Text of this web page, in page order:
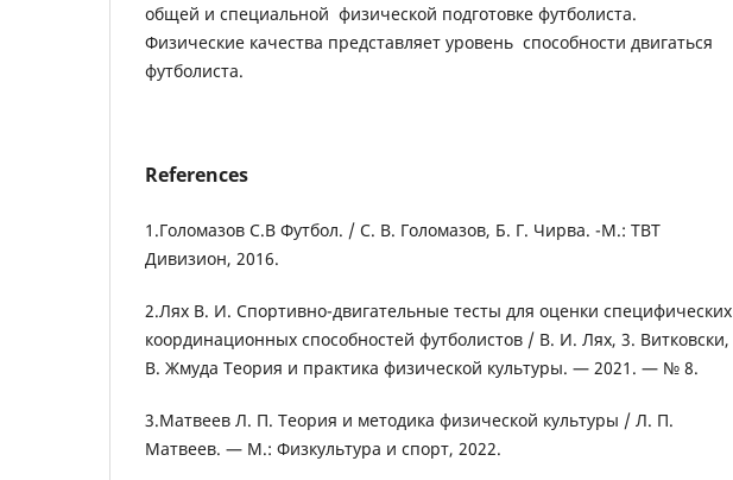
общей и специальной физической подготовке футболиста.
Физические качества представляет уровень способности двигаться
футболиста.
References
1.Голомазов С.В Футбол. / С. В. Голомазов, Б. Г. Чирва. -М.: ТВТ
Дивизион, 2016.
2.Лях В. И. Спортивно-двигательные тесты для оценки специфических
координационных способностей футболистов / В. И. Лях, 3. Витковски,
В. Жмуда Теория и практика физической культуры. — 2021. — № 8.
3.Матвеев Л. П. Теория и методика физической культуры / Л. П.
Матвеев. — М.: Физкультура и спорт, 2022.